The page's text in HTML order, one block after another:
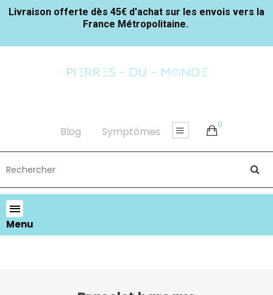
Livraison offerte dès 45€ d'achat sur les envois vers la
France Métropolitaine.
Blog Symptômes
0
Menu